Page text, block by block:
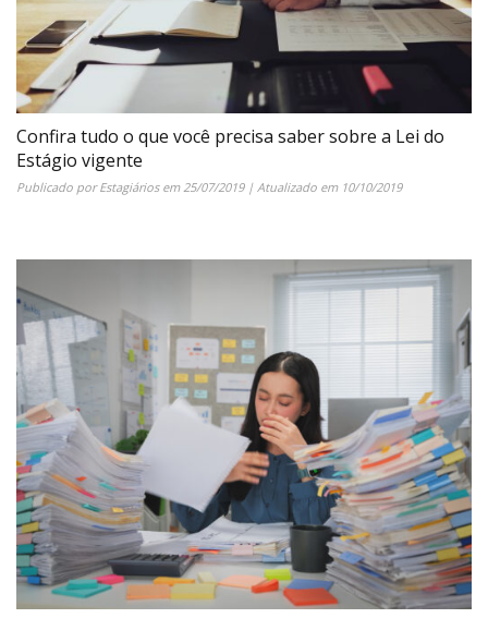
Confira tudo o que você precisa saber sobre a Lei do
Estágio vigente
Publicado porEstagiáriosem 25/07/2019| Atualizado em 10/10/2019